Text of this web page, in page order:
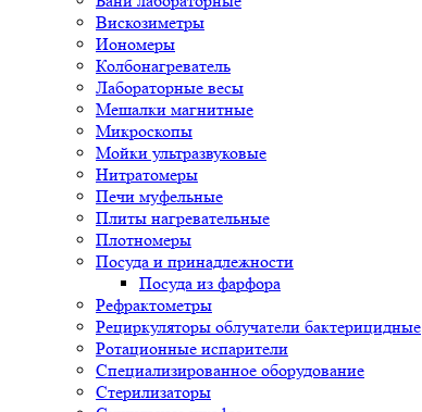
Вискозиметры
Иономеры
Колбонагреватель
Лабораторные весы
Мешалки магнитные
Микроскопы
Мойки ультразвуковые
Нитратомеры
Печи муфельные
Плиты нагревательные
Плотномеры
Посуда и принадлежности
Посуда из фарфора
Рефрактометры
Рециркуляторы облучатели бактерицидные
Ротационные испарители
Специализированное оборудование
Стерилизаторы